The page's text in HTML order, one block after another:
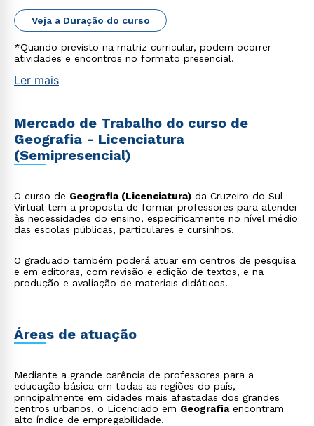
Veja a Duração do curso
*Quando previsto na matriz curricular, podem ocorrer
atividades e encontros no formato presencial.
Ler mais
Mercado de Trabalho do curso de
Geografia - Licenciatura
(Semipresencial)
O curso de Geografia (Licenciatura) da Cruzeiro do Sul
Virtual tem a proposta de formar professores para atender
às necessidades do ensino, especificamente no nível médio
das escolas públicas, particulares e cursinhos.
O graduado também poderá atuar em centros de pesquisa
e em editoras, com revisão e edição de textos, e na
produção e avaliação de materiais didáticos.
Áreas de atuação
Mediante a grande carência de professores para a
educação básica em todas as regiões do país,
principalmente em cidades mais afastadas dos grandes
centros urbanos, o Licenciado em Geografiaencontram
alto índice de empregabilidade.